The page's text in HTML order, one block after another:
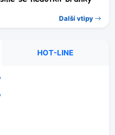
Další vtipy
HOT-LINE